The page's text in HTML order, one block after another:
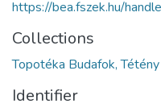
https://bea.fszek.hu/
Collections
Topotéka Budafok, Tétény
Identifier